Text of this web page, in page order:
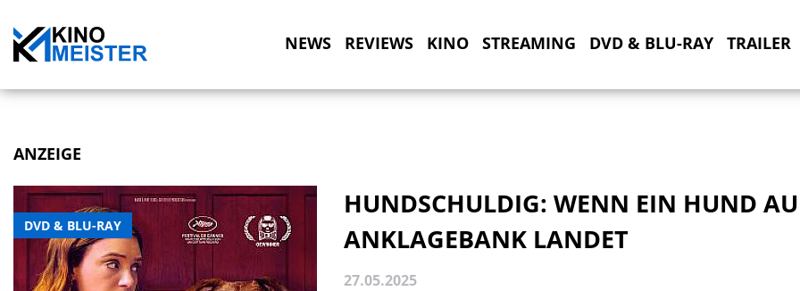
NEWS REVIEWS KINO STREAMING DVD & BLU-RAY TRAILER
ANZEIGE
DVD & BLU-RAY
HUNDSCHULDIG: WENN EIN HUND
ANKLAGEBANK LANDET
27.05.2025